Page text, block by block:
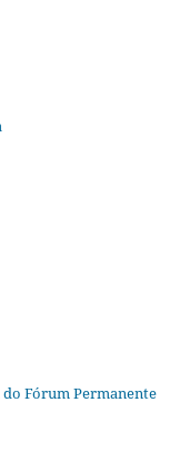
Fórum Permanente